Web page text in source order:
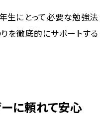
生にとって必要な勉強法
を徹底的にサポートする
に頼れて安心